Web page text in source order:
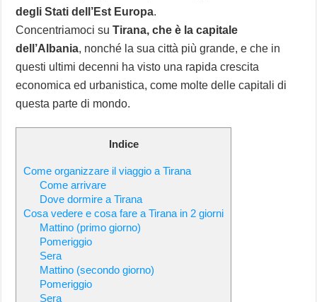
degli Stati dell’Est Europa.
Concentriamoci suTirana, che è la capitale
dell’Albania, nonché la sua città più grande, e che in
questi ultimi decenni ha visto una rapida crescita
economica ed urbanistica, come molte delle capitali di
questa parte di mondo.
Indice
Come organizzare il viaggio a Tirana
Come arrivare
Dove dormire a Tirana
Cosa vedere e cosa fare a Tirana in 2 giorni
Mattino (primo giorno)
Pomeriggio
Sera
Mattino (secondo giorno)
Pomeriggio
Sera